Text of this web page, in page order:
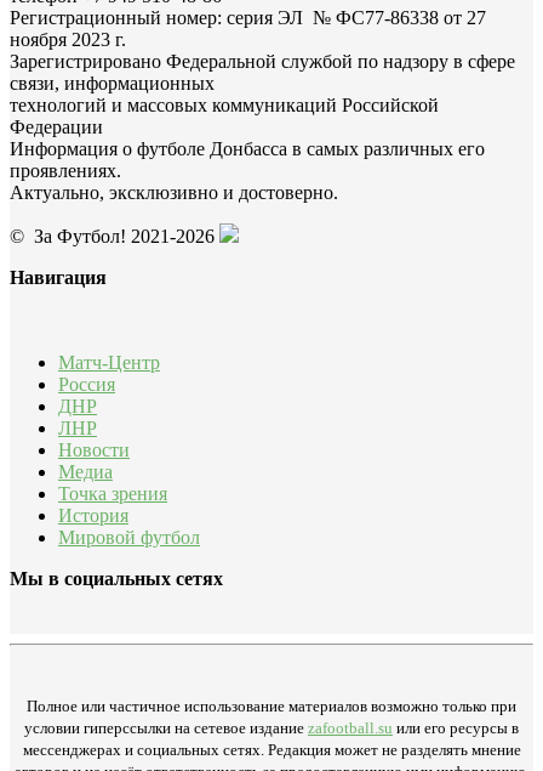
Регистрационный номер: серия ЭЛ № ФС77-86338 от 27
ноября 2023 г.
Зарегистрировано Федеральной службой по надзору в сфере
связи, информационных
технологий и массовых коммуникаций Российской
Федерации
Информация о футболе Донбасса в самых различных его
проявлениях.
Актуально, эксклюзивно и достоверно.
© За Футбол! 2021-2026
Навигация
Матч-Центр
Россия
ДНР
ЛНР
Новости
Медиа
Точка зрения
История
Мировой футбол
Мы в социальных сетях
Полное или частичное использование материалов возможно только при
условии гиперссылки на сетевое издание zafootball.su или его ресурсы в
мессенджерах и социальных сетях. Редакция может не разделять мнение